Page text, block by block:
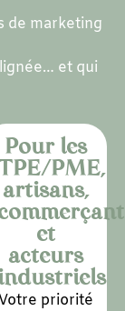
de marketing
et qui
Pour les
PME,
artisans,
et
acteurs
priorité